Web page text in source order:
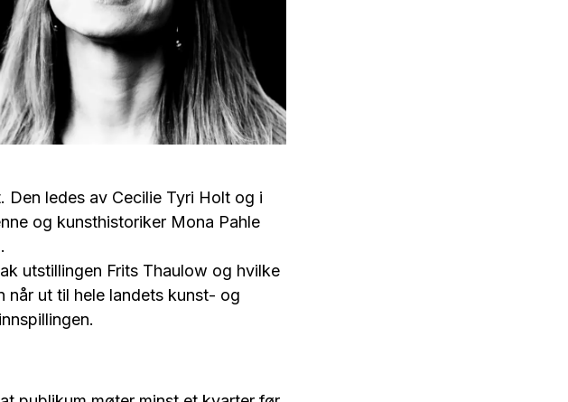
ledes av Cecilie Tyri Holt og i
og kunsthistoriker Mona Pahle
utstillingen Frits Thaulow og hvilke
når ut til hele landets kunst- og